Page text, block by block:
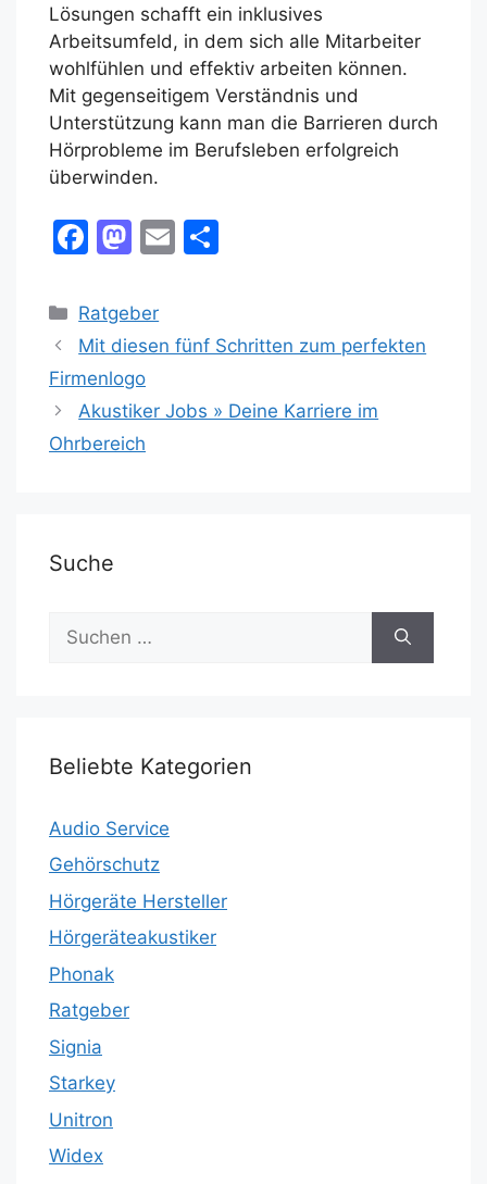
Lösungen schafft ein inklusives
Arbeitsumfeld, in dem sich alle Mitarbeiter
wohlfühlen und effektiv arbeiten können.
Mit gegenseitigem Verständnis und
Unterstützung kann man die Barrieren durch
Hörprobleme im Berufsleben erfolgreich
überwinden.
F
c
e
b
o
o
M
st
o
d
o
n
E
l
n
Kategorien
Ratgeber
Mit diesen fünf Schritten zum perfekten
Firmenlogo
Akustiker Jobs » Deine Karriere im
Ohrbereich
Suche
nach:
Beliebte Kategorien
Audio Service
Gehörschutz
Hörgeräte Hersteller
Hörgeräteakustiker
Phonak
Ratgeber
Signia
Starkey
Unitron
Widex